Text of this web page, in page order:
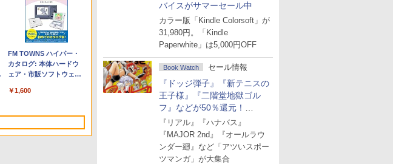
バイスがサマーセール中
カラー版「Kindle Colorsoft」が
31,980円。「Kindle
Paperwhite」は5,000円OFF
Book Watch セール情報
『ドッジ弾子』『新テニスの
王子様』『二階堂地獄ゴル
フ』などが50％還元！
Amazonマンガ週末セール
『リアル』『ハナバス』
『MAJOR 2nd』『オールラウ
ンダー廻』など「アツいスポー
ツマンガ」が大集合
FMV ノートパソコン
WE1-K3 (MS 365
Personal/Copilotキー搭
i5/16GB/SSD 512GB/ホ
FMVWK3E15W_AZ
￥139,880
Windows版 | Minecraft
(マインクラフト): Java &
Bedrock Edition | オンラ
￥3,600
FM TOWNS ハイパー・
カタログ: 本体ハードウ
ェア・市販ソフトウェア
最新エミュレータ紹介
￥1,600